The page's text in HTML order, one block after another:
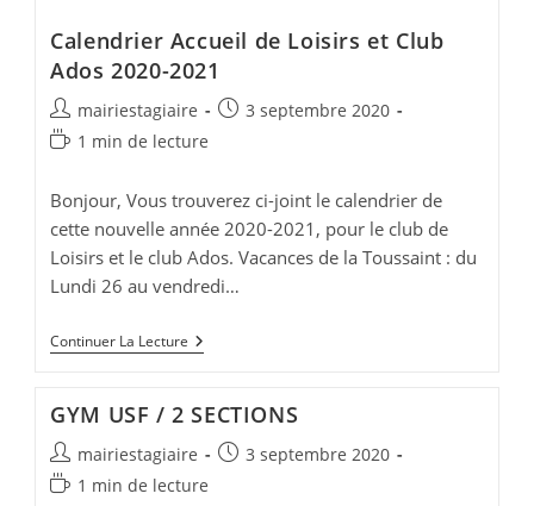
Calendrier Accueil de Loisirs et Club
Ados 2020-2021
Auteur/autrice
de
mairiestagiaire
Publication
3 septembre 2020
Temps
lecture :
1 min de lecture
Bonjour, Vous trouverez ci-joint le calendrier de
cette nouvelle année 2020-2021, pour le club de
Loisirs et le club Ados. Vacances de la Toussaint : du
Lundi 26 au vendredi…
Continuer La Lecture Calendrier
Accueil
Et
Club
Ados
2021
GYM USF / 2 SECTIONS
Auteur/autrice
de
mairiestagiaire
Publication
3 septembre 2020
Temps1 min de lecture